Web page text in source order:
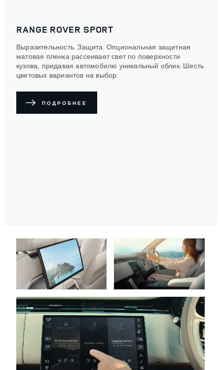
RANGE ROVER SPORT
Выразительность. Защита. Опциональная защитная
матовая пленка рассеивает свет по поверхности
кузова, придавая автомобилю уникальный облик. Шесть
цветовых вариантов на выбор.
ПОДРОБНЕЕ